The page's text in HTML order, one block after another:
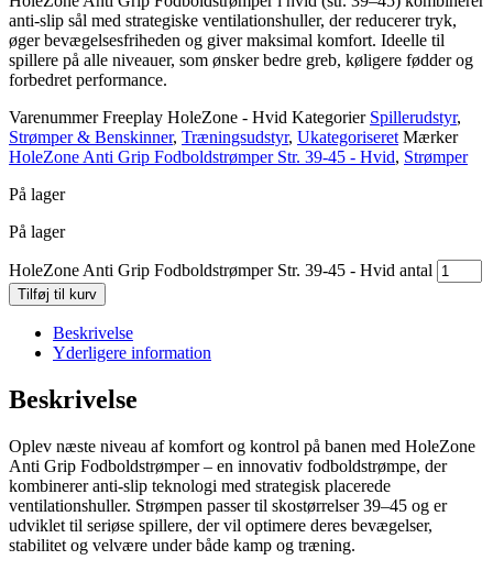
anti-slip sål med strategiske ventilationshuller, der reducerer tryk,
øger bevægelsesfriheden og giver maksimal komfort. Ideelle til
spillere på alle niveauer, som ønsker bedre greb, køligere fødder og
forbedret performance.
VarenummerFreeplay HoleZone - Hvid Kategorier Spillerudstyr,
Strømper & Benskinner, Træningsudstyr, Ukategoriseret Mærker
HoleZone Anti Grip Fodboldstrømper Str. 39-45 - Hvid, Strømper
På lager
På lager
HoleZone Anti Grip Fodboldstrømper Str. 39-45 - Hvid antal
Tilføj til kurv
Beskrivelse
Yderligere information
Beskrivelse
Oplev næste niveau af komfort og kontrol på banen med HoleZone
Anti Grip Fodboldstrømper – en innovativ fodboldstrømpe, der
kombinerer anti-slip teknologi med strategisk placerede
ventilationshuller. Strømpen passer til skostørrelser 39–45 og er
udviklet til seriøse spillere, der vil optimere deres bevægelser,
stabilitet og velvære under både kamp og træning.